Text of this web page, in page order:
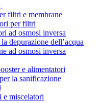
filtri e membrane
per filtri
ad osmosi inversa
depurazione dell’acqua
ad osmosi inversa
e alimentatori
la sanificazione
e miscelatori